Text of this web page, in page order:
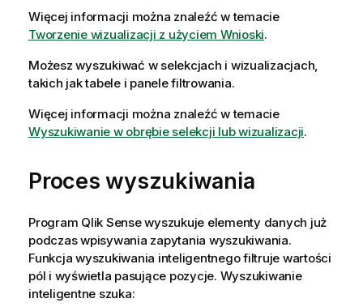
Więcej informacji można znaleźć w temacie
Tworzenie wizualizacji z użyciem Wnioski.
Możesz wyszukiwać w selekcjach i wizualizacjach,
takich jak tabele i panele filtrowania.
Więcej informacji można znaleźć w temacie
Wyszukiwanie w obrębie selekcji lub wizualizacji.
Proces wyszukiwania
Program Qlik Sensewyszukuje elementy danych już
podczas wpisywania zapytania wyszukiwania.
Funkcja wyszukiwania inteligentnego filtruje wartości
pól i wyświetla pasujące pozycje. Wyszukiwanie
inteligentne szuka: